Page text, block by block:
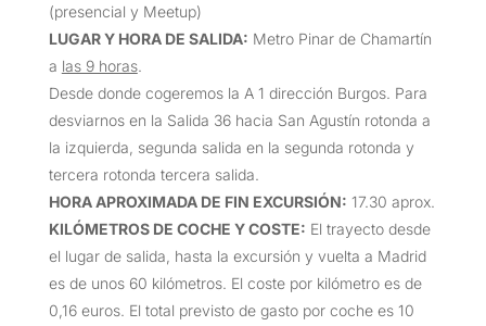
(presencial y Meetup)
LUGAR Y HORA DE SALIDA: Metro Pinar de Chamartín
a las 9 horas.
Desde donde cogeremos la A 1 dirección Burgos. Para
desviarnos en la Salida 36 hacia San Agustín rotonda a
la izquierda, segunda salida en la segunda rotonda y
tercera rotonda tercera salida.
HORA APROXIMADA DE FIN EXCURSIÓN: 17.30 aprox.
KILÓMETROS DE COCHE Y COSTE: El trayecto desde
el lugar de salida, hasta la excursión y vuelta a Madrid
es de unos 60 kilómetros. El coste por kilómetro es de
0,16 euros. El total previsto de gasto por coche es 10